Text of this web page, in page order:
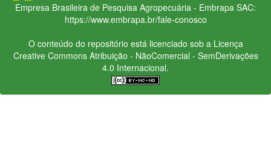
Empresa Brasileira de Pesquisa Agropecuária - Embrapa SAC:
https://www.embrapa.br/fale-conosco
O conteúdo do repositório está licenciado sob a Licença
Creative CommonsAtribuição - NãoComercial - SemDerivações
4.0 Internacional.